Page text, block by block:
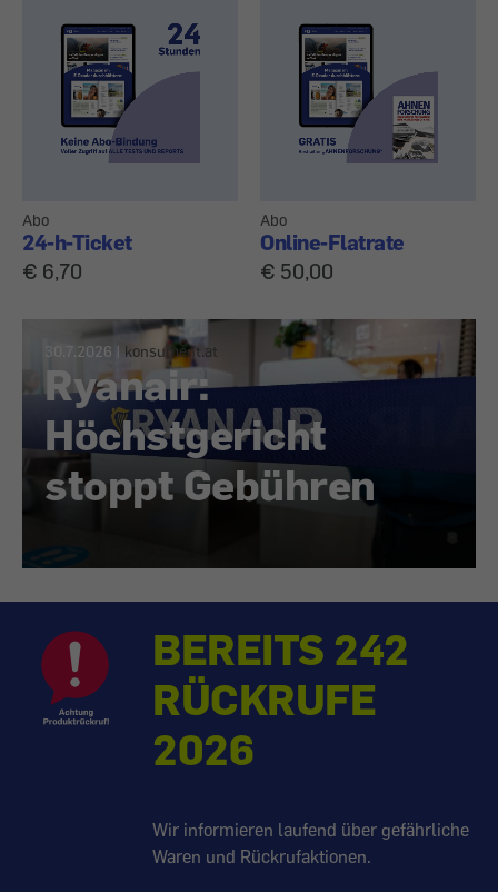
Abo
24-h-Ticket
€ 6,70
Abo
Online-Flatrate
€ 50,00
30.7.2026 | konsument.at
Ryanair:
Höchstgericht
stoppt Gebühren
BEREITS 242
RÜCKRUFE
2026
Wir informieren laufend über gefährliche
Waren und Rückrufaktionen.